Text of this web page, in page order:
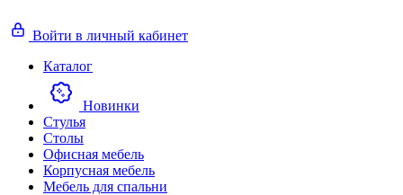
Войти в личный кабинет
Каталог
Новинки
Стулья
Столы
Офисная мебель
Корпусная мебель
Мебель для спальни